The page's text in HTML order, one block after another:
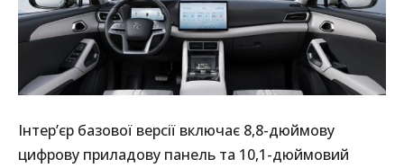
Інтер’єр базової версії включає 8,8-дюймову
цифрову приладову панель та 10,1-дюймовий